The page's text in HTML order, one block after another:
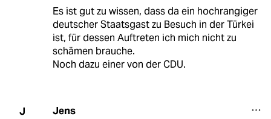
Es ist gut zu wissen, dass da ein hochrangiger
deutscher Staatsgast zu Besuch in der Türkei
ist, für dessen Auftreten ich mich nicht zu
schämen brauche.
Noch dazu einer von der CDU.
J Jens